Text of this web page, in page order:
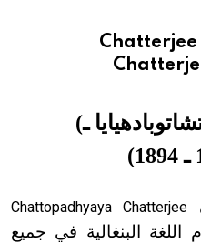
جديدة في عام 2026
ـ)
)
Chattopadhyaya Chatterjee
البنغالية في جميع